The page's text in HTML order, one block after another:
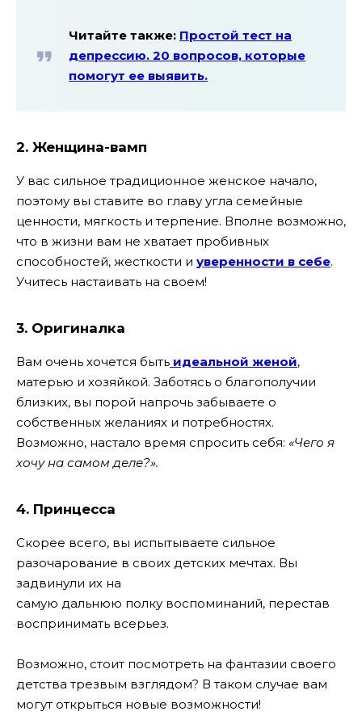
Читайте также: Простой тест на
депрессию. 20 вопросов, которые
помогут ее выявить.
2. Женщина-вамп
У вас сильное традиционное женское начало,
поэтому вы ставите во главу угла семейные
ценности, мягкость и терпение. Вполне возможно,
что в жизни вам не хватает пробивных
способностей, жесткости и уверенности в себе.
Учитесь настаивать на своем!
3. Оригиналка
Вам очень хочется быть идеальной женой,
матерью и хозяйкой. Заботясь о благополучии
близких, вы порой напрочь забываете о
собственных желаниях и потребностях.
Возможно, настало время спросить себя: «Чего я
хочу на самом деле?».
4. Принцесса
Скорее всего, вы испытываете сильное
разочарование в своих детских мечтах. Вы
задвинули их на
самую дальнюю полку воспоминаний, перестав
воспринимать всерьез.
Возможно, стоит посмотреть на фантазии своего
детства трезвым взглядом? В таком случае вам
могут открыться новые возможности!